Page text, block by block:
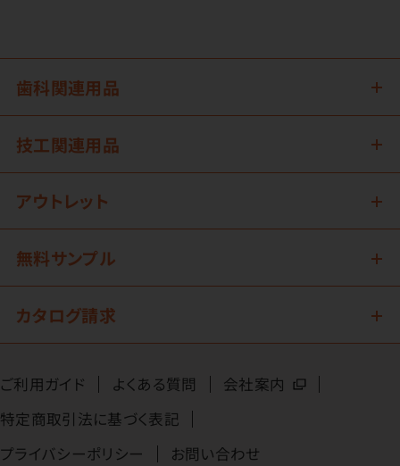
歯科関連用品
技工関連用品
アウトレット
無料サンプル
カタログ請求
ご利用ガイド よくある質問
会社案内
特定商取引法に基づく表記
プライバシーポリシー
お問い合わせ